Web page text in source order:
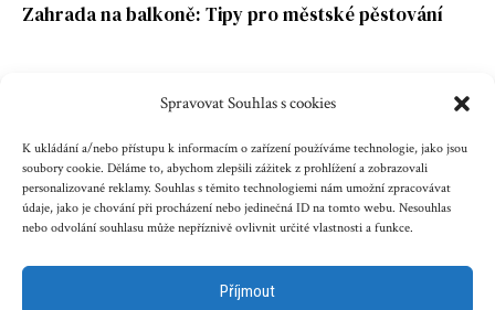
Spravovat Souhlas s cookies
K ukládání a/nebo přístupu k informacím o zařízení používáme technologie, jako jsou
soubory cookie. Děláme to, abychom zlepšili zážitek z prohlížení a zobrazovali
personalizované reklamy. Souhlas s těmito technologiemi nám umožní zpracovávat
údaje, jako je chování při procházení nebo jedinečná ID na tomto webu. Nesouhlas
nebo odvolání souhlasu může nepříznivě ovlivnit určité vlastnosti a funkce.
Příjmout
Zahrada na balkoně: Tipy pro městské pěstování
Kontakt Reklama Cookies Ochrana údajů
Copyright © 2023 zenazenam.cz
obsahu serveru včetně publikování nebo jiného
šíření obsahu serveru je bez písemného souhlasu těchto